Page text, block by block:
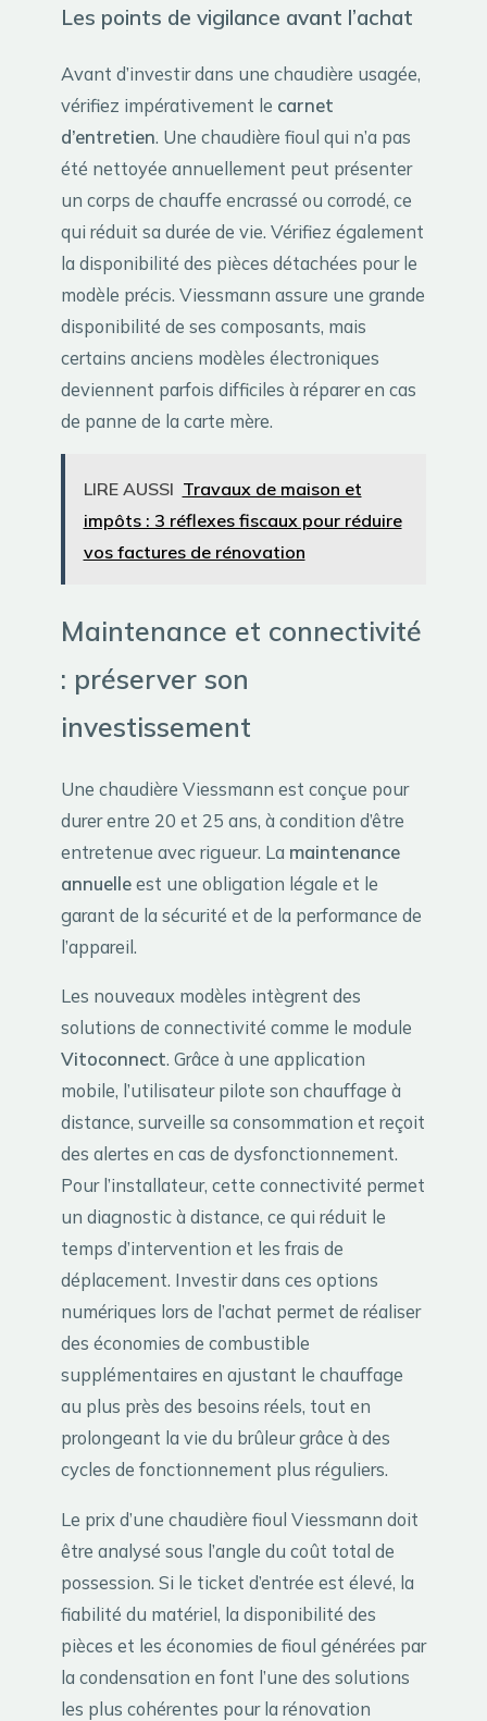
Les points de vigilance avant l’achat
Avant d’investir dans une chaudière usagée,
vérifiez impérativement le carnet
d’entretien. Une chaudière fioul qui n’a pas
été nettoyée annuellement peut présenter
un corps de chauffe encrassé ou corrodé, ce
qui réduit sa durée de vie. Vérifiez également
la disponibilité des pièces détachées pour le
modèle précis. Viessmann assure une grande
disponibilité de ses composants, mais
certains anciens modèles électroniques
deviennent parfois difficiles à réparer en cas
de panne de la carte mère.
LIRE AUSSI Travaux de maison et
impôts : 3 réflexes fiscaux pour réduire
vos factures de rénovation
Maintenance et connectivité
: préserver son
investissement
Une chaudière Viessmann est conçue pour
durer entre 20 et 25 ans, à condition d’être
entretenue avec rigueur. La maintenance
annuelleest une obligation légale et le
garant de la sécurité et de la performance de
l’appareil.
Les nouveaux modèles intègrent des
solutions de connectivité comme le module
Vitoconnect. Grâce à une application
mobile, l’utilisateur pilote son chauffage à
distance, surveille sa consommation et reçoit
des alertes en cas de dysfonctionnement.
Pour l’installateur, cette connectivité permet
un diagnostic à distance, ce qui réduit le
temps d’intervention et les frais de
déplacement. Investir dans ces options
numériques lors de l’achat permet de réaliser
des économies de combustible
supplémentaires en ajustant le chauffage
au plus près des besoins réels, tout en
prolongeant la vie du brûleur grâce à des
cycles de fonctionnement plus réguliers.
Le prix d’une chaudière fioul Viessmann doit
être analysé sous l’angle du coût total de
possession. Si le ticket d’entrée est élevé, la
fiabilité du matériel, la disponibilité des
pièces et les économies de fioul générées par
la condensation en font l’une des solutions
les plus cohérentes pour la rénovation